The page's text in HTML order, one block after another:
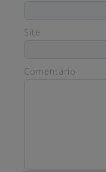
Site
Comentário